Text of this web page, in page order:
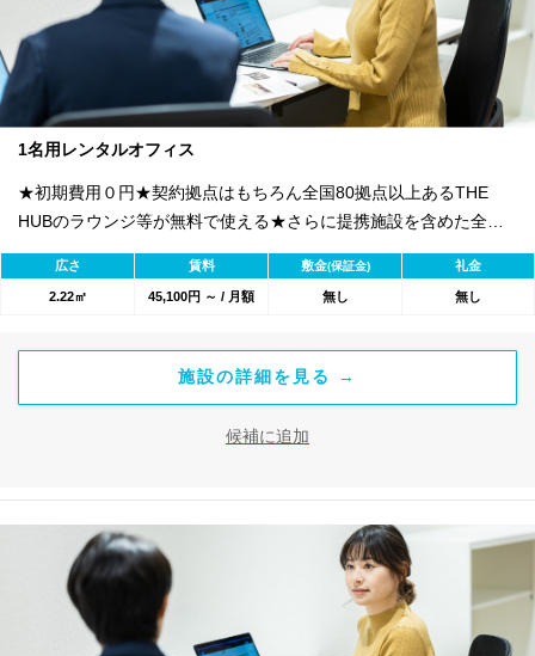
1名用レンタルオフィス
★初期費用０円★契約拠点はもちろん全国80拠点以上あるTHE
HUBのラウンジ等が無料で使える★さらに提携施設を含めた全
1800のワークスペースが利用可能★
広さ 賃料 敷金(保証金) 礼金
2.22㎡ 45,100円 ～ / 月額 無し 無し
施設の詳細を見る →
候補に追加